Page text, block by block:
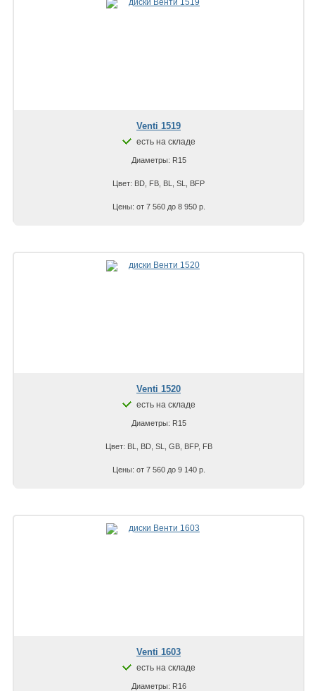
Venti 1519
есть на складе
Диаметры: R15
Цвет: BD, FB, BL, SL, BFP
Цены: от 7 560 до 8 950 р.
Venti 1520
есть на складе
Диаметры: R15
Цвет: BL, BD, SL, GB, BFP, FB
Цены: от 7 560 до 9 140 р.
Venti 1603
есть на складе
Диаметры: R16